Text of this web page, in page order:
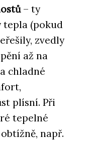
– ty
tepla (pokud
zvedly
až na
chladné
plísní. Při
tepelné
např.